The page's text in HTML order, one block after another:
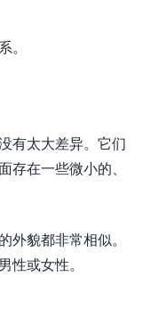
有太大差异。它们
存在一些微小的、
貌都非常相似。
或女性。